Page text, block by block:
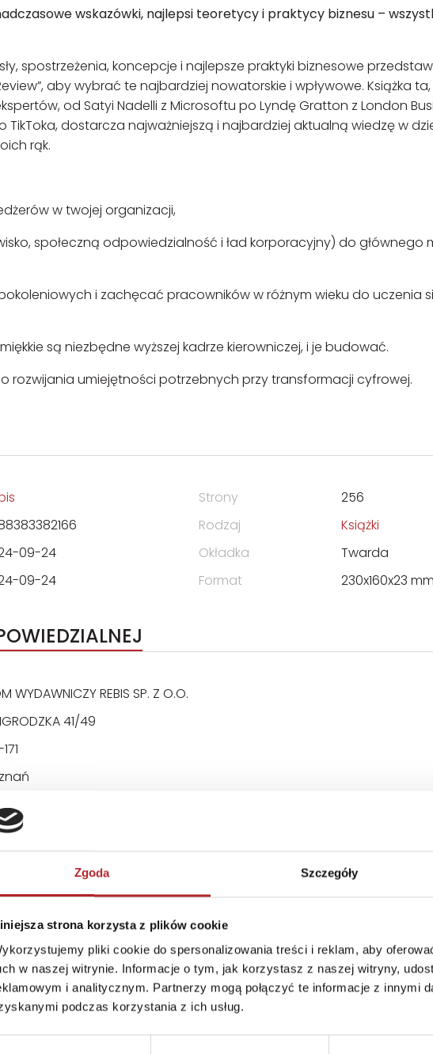
Zgoda Szczegóły
strona korzysta z plików cookie
pliki cookie do spersonalizowania treści i reklam, aby
w naszej witrynie. Informacje o tym, jak korzystasz z naszej witryny,
i analitycznym. Partnerzy mogą połączyć te informacje z innymi
podczas korzystania z ich usług.
wskazówki, najlepsi teoretycy i praktycy biznesu –
spostrzeżenia, koncepcje i najlepsze praktyki biznesowe
aby wybrać te najbardziej nowatorskie i wpływowe. Książka
od Satyi Nadelli z Microsoftu po Lyndę Gratton z London
TikToka, dostarcza najważniejszą i najbardziej aktualną wiedzę w
rąk.
w twojej organizacji,
społeczną odpowiedzialność i ład korporacyjny) do głównego
i zachęcać pracowników w różnym wieku do uczenia
są niezbędne wyższej kadrze kierowniczej, i je budować.
rozwijania umiejętności potrzebnych przy transformacji cyfrowej.
09-24
09-24
Strony
256
Rodzaj
Książki
Okładka
Twarda
Format
230x160x23 mm
WYDAWNICZY REBIS SP. Z O.O.
41/49